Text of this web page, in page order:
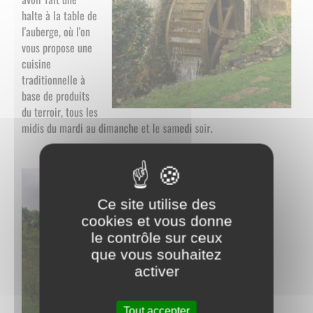
halte à la table de
l'auberge, où l'on
vous propose une
cuisine
traditionnelle à
base de produits
du terroir, tous les
midis du mardi au dimanche et le samedi soir.
Ce site utilise des
cookies et vous donne
le contrôle sur ceux
que vous souhaitez
activer
Tout accepter